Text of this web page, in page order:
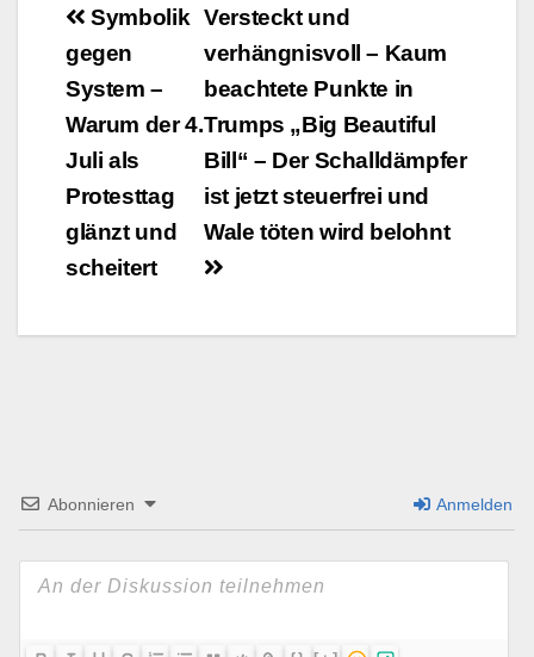
Beitrags-
Navigation
Versteckt und
verhängnisvoll – Kaum
beachtete Punkte in
Trumps „Big Beautiful
Bill“ – Der Schalldämpfer
ist jetzt steuerfrei und
Wale töten wird belohnt
Symbolik
gegen
System –
Warum der 4.
Juli als
Protesttag
glänzt und
scheitert
Abonnieren Anmelden